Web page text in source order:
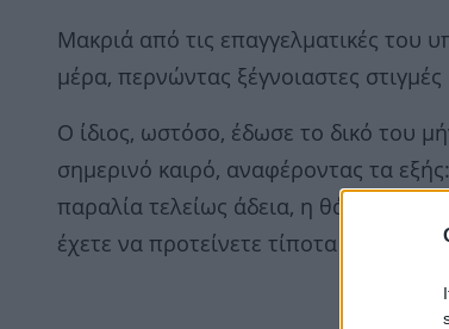
Μακριά από τις επαγγελματικές του
μέρα, περνώντας ξέγνοιαστες
Ο ίδιος, ωστόσο, έδωσε το δικό του
σημερινό καιρό, αναφέροντας τα
παραλία τελείως άδεια, η θάλασσα,
έχετε να προτείνετε τίποτα